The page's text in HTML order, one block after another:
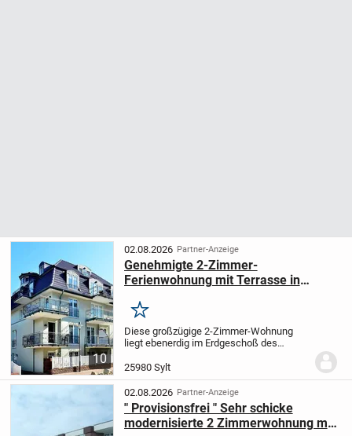
10
02.08.2026 Partner-Anzeige
Genehmigte 2-Zimmer-
Ferienwohnung mit Terrasse in
Merken
Diese großzügige 2-Zimmer-Wohnung
liegt ebenerdig im Erdgeschoß des
ca. 59,46 m².
das Wohnzimmer mit Einbauküche und
mit Austritt zur...
25980 Sylt
02.08.2026 Partner-Anzeige
" Provisionsfrei " Sehr schicke
modernisierte 2 Zimmerwohnung mit